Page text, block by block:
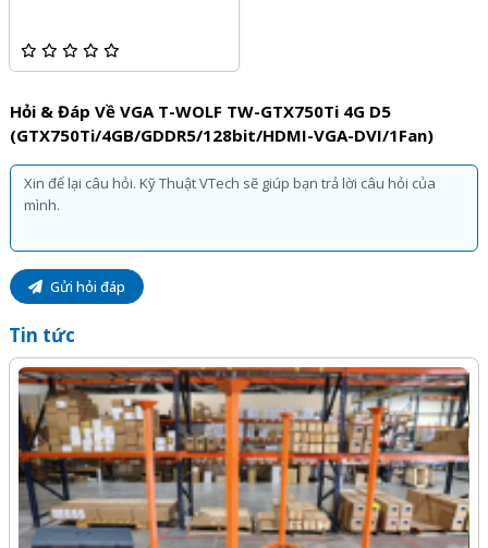
Hỏi & Đáp Về VGA T-WOLF TW-GTX750Ti 4G D5
(GTX750Ti/4GB/GDDR5/128bit/HDMI-VGA-DVI/1Fan)
Gửi hỏi đáp
Tin tức